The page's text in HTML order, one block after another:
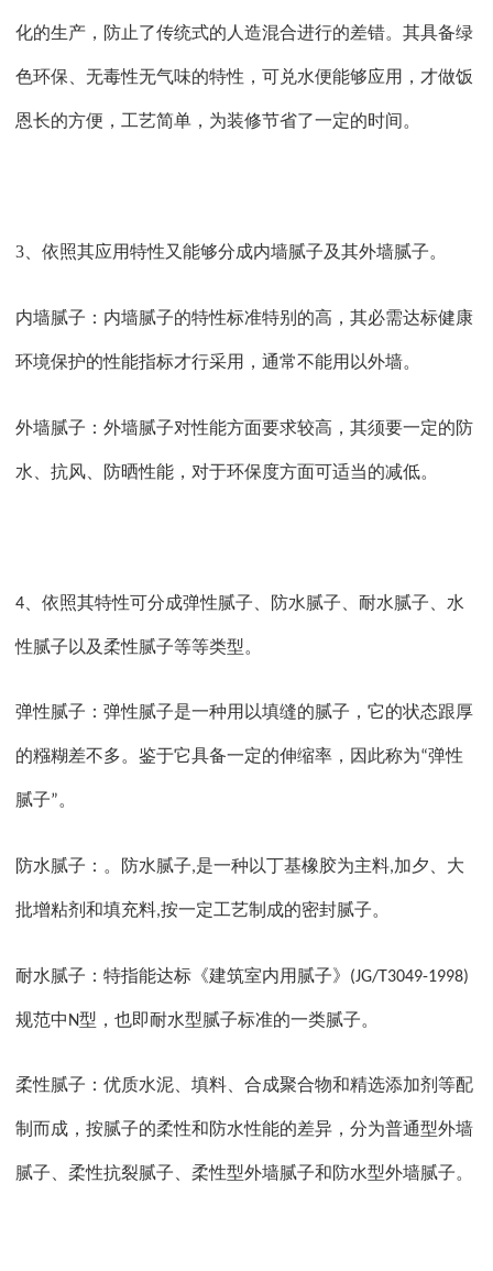
化的生产，防止了传统式的人造混合进行的差错。其具备绿
色环保、无毒性无气味的特性，可兑水便能够应用，才做饭
恩长的方便，工艺简单，为装修节省了一定的时间。
3、依照其应用特性又能够分成内墙腻子及其外墙腻子。
内墙腻子：内墙腻子的特性标准特别的高，其必需达标健康
环境保护的性能指标才行采用，通常不能用以外墙。
外墙腻子：外墙腻子对性能方面要求较高，其须要一定的防
水、抗风、防晒性能，对于环保度方面可适当的减低。
4 、依照其特性可分成弹性腻子、防水腻子、耐水腻子、水
性腻子以及柔性腻子等等类型。
弹性腻子：弹性腻子是一种用以填缝的腻子，它的状态跟厚
的糨糊差不多。鉴于它具备一定的伸缩率，因此称为“弹性
腻子”。
防水腻子：。防水腻子,是一种以丁基橡胶为主料,加夕、大
批增粘剂和填充料,按一定工艺制成的密封腻子。
耐水腻子：特指能达标《建筑室内用腻子》 (JG/T3049-1998)
规范中 N型，也即耐水型腻子标准的一类腻子。
柔性腻子：优质水泥、填料、合成聚合物和精选添加剂等配
制而成，按腻子的柔性和防水性能的差异，分为普通型外墙
腻子、柔性抗裂腻子、柔性型外墙腻子和防水型外墙腻子。